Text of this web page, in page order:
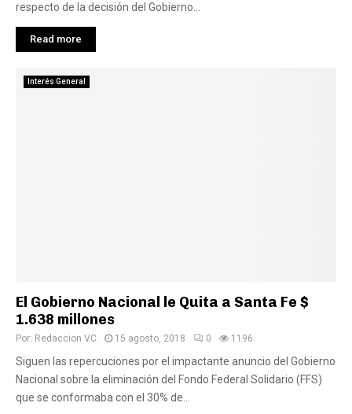
respecto de la decisión del Gobierno...
Read more
Interés General
El Gobierno Nacional le Quita a Santa Fe $
1.638 millones
Por: Redaccion VC 15 agosto, 2018 0 1196
Siguen las repercuciones por el impactante anuncio del Gobierno
Nacional sobre la eliminación del Fondo Federal Solidario (FFS)
que se conformaba con el 30% de...